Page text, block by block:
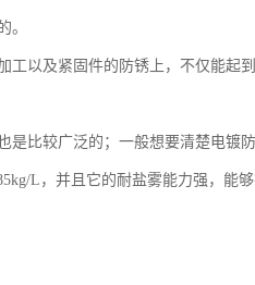
。
工以及紧固件的防锈上，不仅能起
是比较广泛的；一般想要清楚电镀
L，并且它的耐盐雾能力强，能